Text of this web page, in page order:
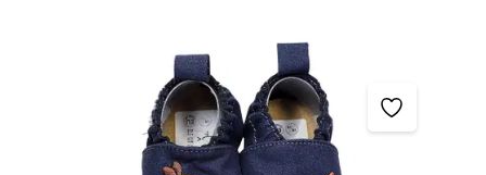
Bildergalerie überspringen